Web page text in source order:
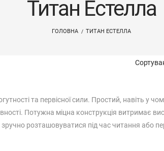
Титан Естелла
ГОЛОВНА ТИТАН ЕСТЕЛЛА
та первісної сили. Простий, навіть у
Потужна міцна конструкція витримає
розташовуватися під час читання або